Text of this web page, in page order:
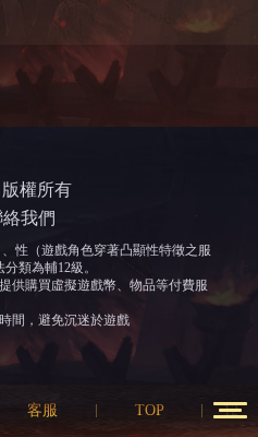
版權所有
我們
性（遊戲角色穿著凸顯性特徵之服
類為輔12級。
供購買虛擬遊戲幣、物品等付費服
間，避免沉迷於遊戲
客服 TOP 12